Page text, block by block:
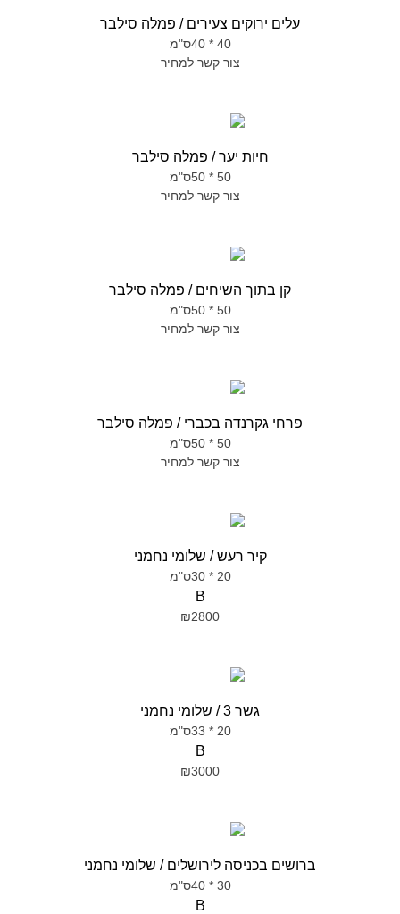
עלים ירוקים צעירים / פמלה סילבר
40 * 40ס"מ
צור קשר למחיר
חיות יער / פמלה סילבר
50 * 50ס"מ
צור קשר למחיר
קן בתוך השיחים / פמלה סילבר
50 * 50ס"מ
צור קשר למחיר
פרחי גקרנדה בכברי / פמלה סילבר
50 * 50ס"מ
צור קשר למחיר
קיר רעש / שלומי נחמני
20 * 30ס"מ
B
₪2800
גשר 3 / שלומי נחמני
20 * 33ס"מ
B
₪3000
ברושים בכניסה לירושלים / שלומי נחמני
30 * 40ס"מ
B